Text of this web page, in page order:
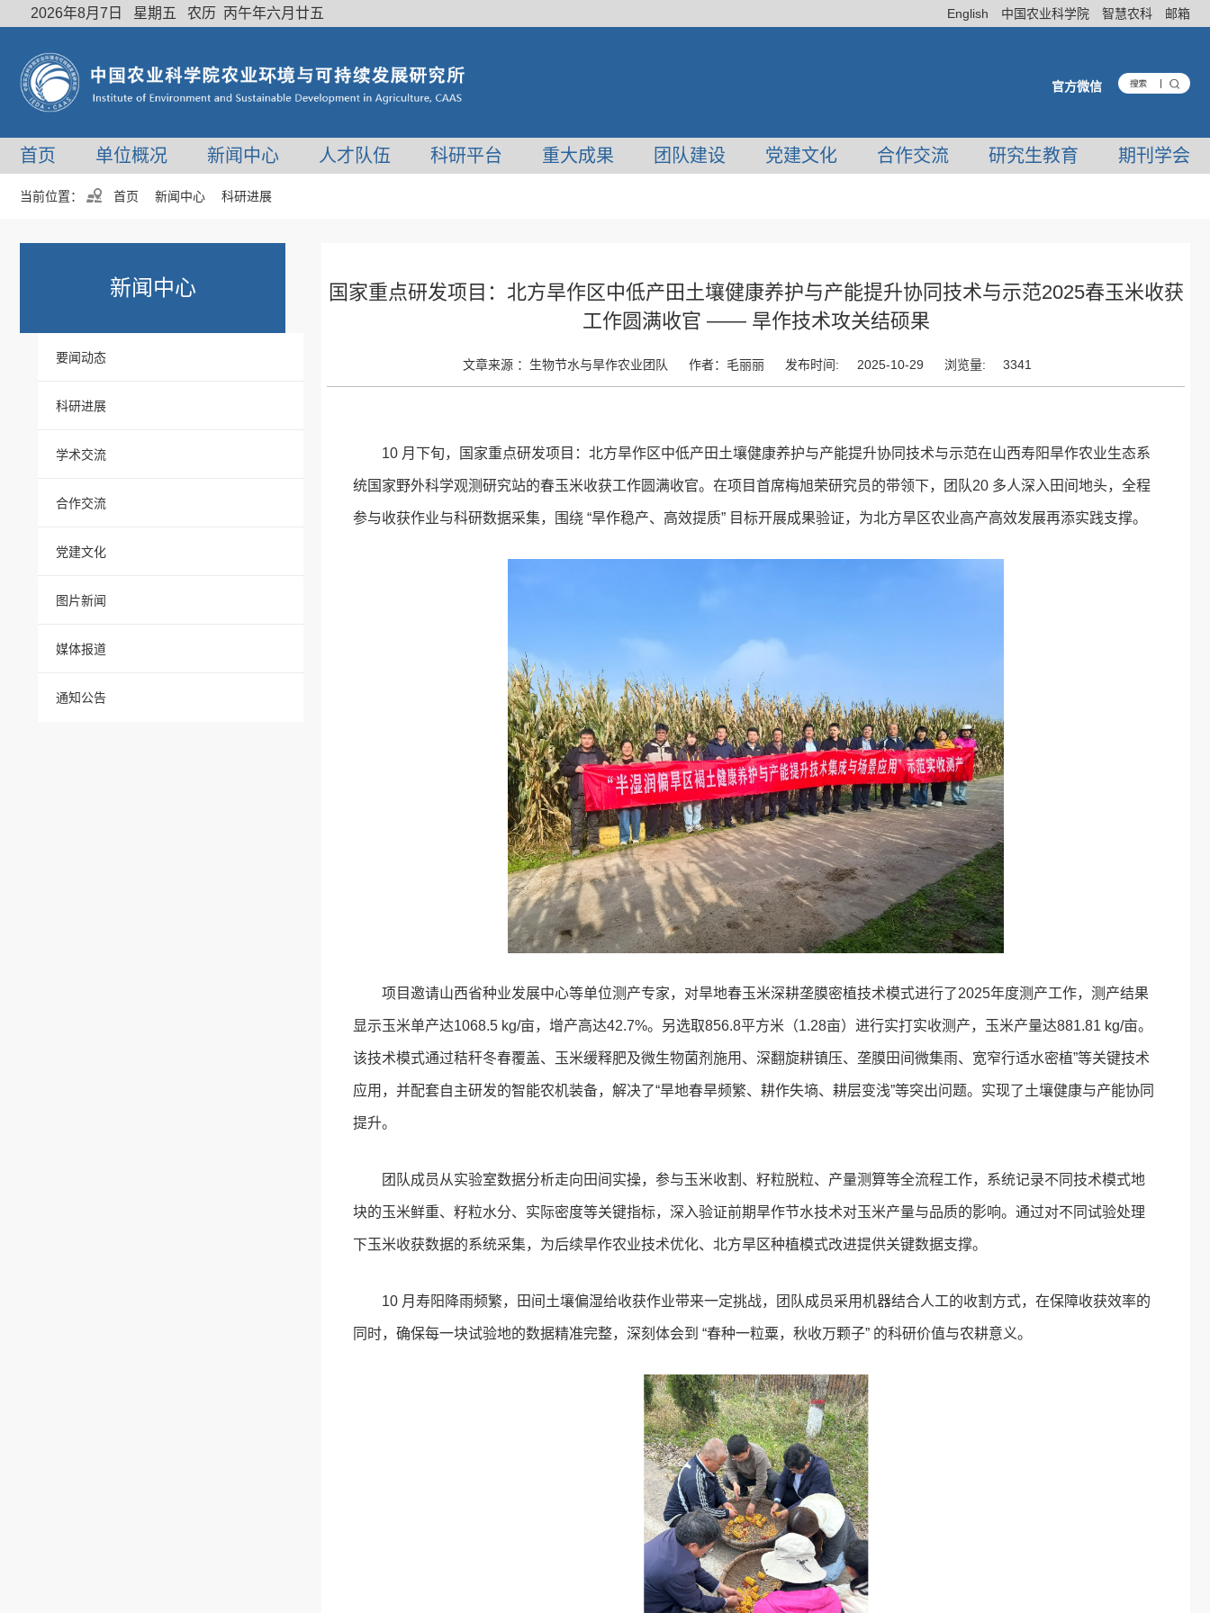
2026年8月7日 星期五 农历 丙午年六月廿五 English 中国农业科学院 智慧农科 邮箱
官方微信
首页 单位概况 新闻中心 人才队伍 科研平台 重大成果 团队建设 党建文化 合作交流 研究生教育 期刊学会
当前位置： 首页 新闻中心 科研进展
新闻中心
要闻动态
科研进展
学术交流
合作交流
党建文化
图片新闻
媒体报道
通知公告
国家重点研发项目：北方旱作区中低产田土壤健康养护与产能提升协同技术与示范2025春玉米收获
工作圆满收官 —— 旱作技术攻关结硕果
文章来源 ： 生物节水与旱作农业团队 作者： 毛丽丽 发布时间: 2025-10-29 浏览量: 3341
10 月下旬，国家重点研发项目：北方旱作区中低产田土壤健康养护与产能提升协同技术与示范在山西寿阳旱作农业生态系
统国家野外科学观测研究站的春玉米收获工作圆满收官。在项目首席梅旭荣研究员的带领下，团队20 多人深入田间地头，全程
参与收获作业与科研数据采集，围绕 “旱作稳产、高效提质” 目标开展成果验证，为北方旱区农业高产高效发展再添实践支撑。
项目邀请山西省种业发展中心等单位测产专家，对旱地春玉米深耕垄膜密植技术模式进行了2025年度测产工作，测产结果
显示玉米单产达1068.5 kg/亩，增产高达42.7%。另选取856.8平方米（1.28亩）进行实打实收测产，玉米产量达881.81 kg/亩。
该技术模式通过秸秆冬春覆盖、玉米缓释肥及微生物菌剂施用、深翻旋耕镇压、垄膜田间微集雨、宽窄行适水密植”等关键技术
应用，并配套自主研发的智能农机装备，解决了“旱地春旱频繁、耕作失墒、耕层变浅”等突出问题。实现了土壤健康与产能协同
提升。
团队成员从实验室数据分析走向田间实操，参与玉米收割、籽粒脱粒、产量测算等全流程工作，系统记录不同技术模式地
块的玉米鲜重、籽粒水分、实际密度等关键指标，深入验证前期旱作节水技术对玉米产量与品质的影响。通过对不同试验处理
下玉米收获数据的系统采集，为后续旱作农业技术优化、北方旱区种植模式改进提供关键数据支撑。
10 月寿阳降雨频繁，田间土壤偏湿给收获作业带来一定挑战，团队成员采用机器结合人工的收割方式，在保障收获效率的
同时，确保每一块试验地的数据精准完整，深刻体会到 “春种一粒粟，秋收万颗子” 的科研价值与农耕意义。